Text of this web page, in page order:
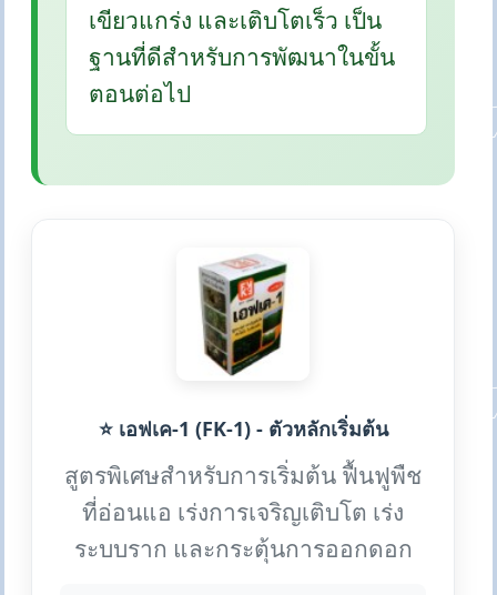
เขียวแกร่ง และเติบโตเร็ว เป็น
ฐานที่ดีสำหรับการพัฒนาในขั้น
ตอนต่อไป
⭐ เอฟเค-1 (FK-1) - ตัวหลักเริ่มต้น
สูตรพิเศษสำหรับการเริ่มต้น ฟื้นฟูพืช
ที่อ่อนแอ เร่งการเจริญเติบโต เร่ง
ระบบราก และกระตุ้นการออกดอก